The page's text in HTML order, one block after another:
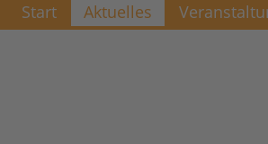
Start Aktuelles